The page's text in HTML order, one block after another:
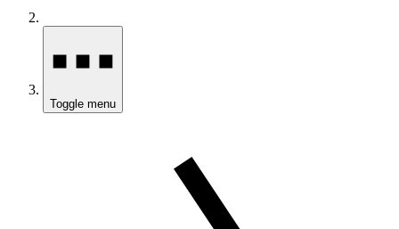
Toggle menu